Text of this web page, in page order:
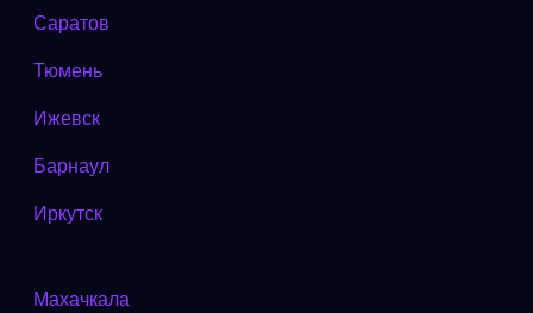
Саратов
Тюмень
Ижевск
Барнаул
Иркутск
Махачкала